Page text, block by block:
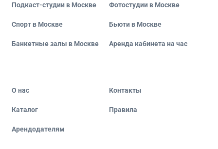
Подкаст-студии в Москве Фотостудии в Москве
Спорт в Москве Бьюти в Москве
Банкетные залы в Москве Аренда кабинета на час
О нас Контакты
Каталог Правила
Арендодателям